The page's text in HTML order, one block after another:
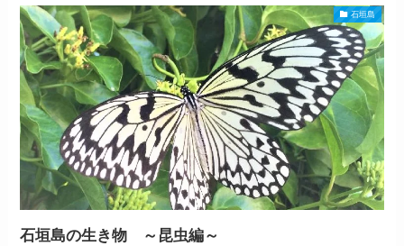
石垣島
石垣島の生き物 ～昆虫編～